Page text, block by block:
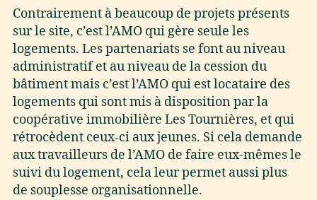
Contrairement à beaucoup de projets présents
sur le site, c’est l’AMO qui gère seule les
logements. Les partenariats se font au niveau
administratif et au niveau de la cession du
bâtiment mais c’est l’AMO qui est locataire des
logements qui sont mis à disposition par la
coopérative immobilière Les Tournières, et qui
rétrocèdent ceux-ci aux jeunes. Si cela demande
aux travailleurs de l’AMO de faire eux-mêmes le
suivi du logement, cela leur permet aussi plus
de souplesse organisationnelle.